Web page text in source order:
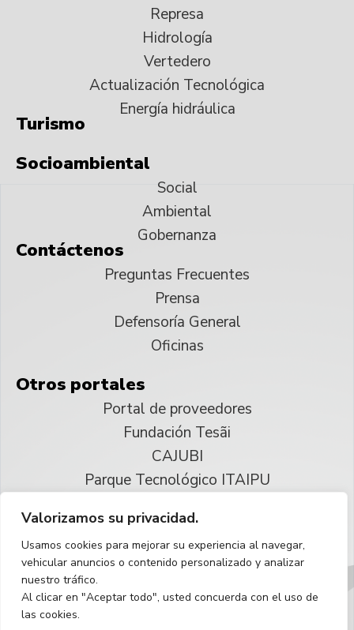
Valorizamos su privacidad.
Usamos cookies para mejorar su experiencia al navegar,
vehicular anuncios o contenido personalizado y analizar
nuestro tráfico.
Al clicar en "Aceptar todo", usted concuerda con el uso de
las cookies.
Represa
Hidrología
Vertedero
Actualización Tecnológica
Energía hidráulica
Turismo
Socioambiental
Social
Ambiental
Gobernanza
Contáctenos
Preguntas Frecuentes
Prensa
Defensoría General
Oficinas
Otros portales
Portal de proveedores
Fundación Tesãi
CAJUBI
Parque Tecnológico ITAIPU
Reservados todos los derechos
Español